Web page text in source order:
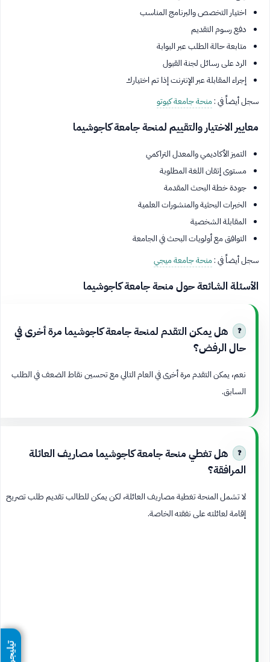
اختيار التخصص والبرنامج المناسب
دفع رسوم التقديم
متابعة حالة الطلب عبر البوابة
الرد على رسائل لجنة القبول
إجراء المقابلة عبر الإنترنت إذا تم اختيارك
سجل أيضاً في :منحة جامعة كيوتو
معايير الاختيار والتقييم لمنحة جامعة كاجوشيما
التميز الأكاديمي والمعدل التراكمي
مستوى إتقان اللغة المطلوبة
جودة خطة البحث المقدمة
الخبرات البحثية والمنشورات العلمية
المقابلة الشخصية
التوافق مع أولويات البحث في الجامعة
سجل أيضاً في :منحة جامعة ميجي
الأسئلة الشائعة حول منحة جامعة كاجوشيما
هل يمكن التقدم لمنحة جامعة كاجوشيما مرة أخرى في
حال الرفض؟
نعم، يمكن التقدم مرة أخرى في العام التالي مع تحسين نقاط الضعف في الطلب
السابق.
هل تغطي منحة جامعة كاجوشيما مصاريف العائلة
المرافقة؟
لا تشمل المنحة تغطية مصاريف العائلة، لكن يمكن للطالب تقديم طلب تصريح
إقامة لعائلته على نفقته الخاصة.